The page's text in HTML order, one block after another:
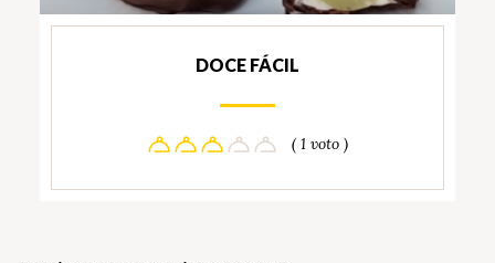
DOCE FÁCIL
( 1 voto )